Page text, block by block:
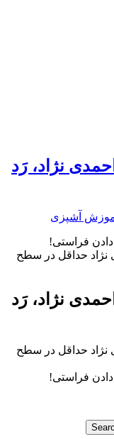
احمدی نژاد، رَد
آشپزی
نژاد حداقل در سطح
احمدی نژاد، رَد
نژاد حداقل در سطح